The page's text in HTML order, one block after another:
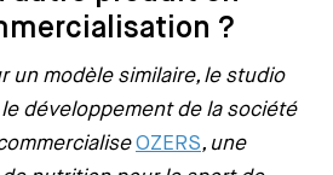
?
un modèle similaire, le studio
développement de la société
OZERS, une